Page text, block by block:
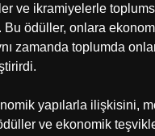
ve ikramiyelerle
ödüller, onlara
zamanda toplumda
yapılarla ilişkisini,
ve ekonomik